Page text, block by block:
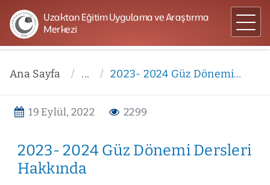
Uzaktan Eğitim Uygulama ve Araştırma
Merkezi
Ana Sayfa ... 2023- 2024 Güz Dönemi Dersleri Hakkında
19 Eylül, 2022 2299
2023- 2024 Güz Dönemi Dersleri
Hakkında